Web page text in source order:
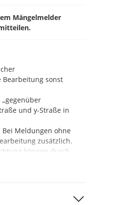
Mängelmelder
sonst
„gegenüber
und y-Straße in
Bei Meldungen ohne
zusätzlich.
können durch
werden.